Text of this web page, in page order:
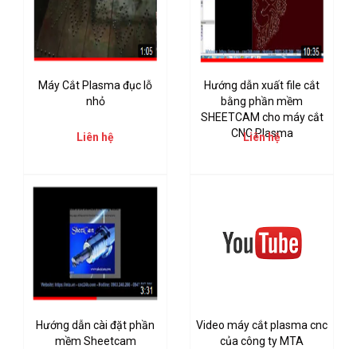
Máy Cắt Plasma đục lỗ
nhỏ
Liên hệ
Hướng dẫn xuất file cắt
bằng phần mềm
SHEETCAM cho máy cắt
CNC Plasma
Liên hệ
Hướng dẫn cài đặt phần
mềm Sheetcam
Video máy cắt plasma cnc
của công ty MTA